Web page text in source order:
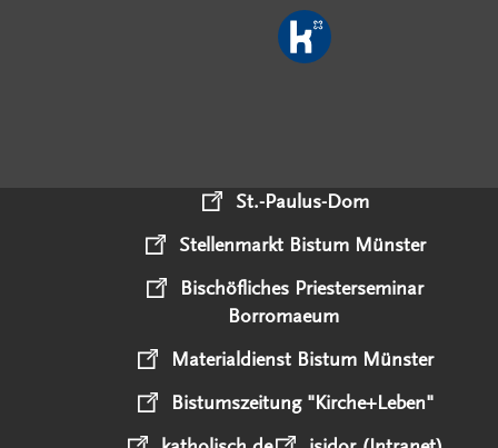
St.-Paulus-Dom
Stellenmarkt Bistum Münster
Bischöfliches Priesterseminar
Borromaeum
Materialdienst Bistum Münster
Bistumszeitung "Kirche+Leben"